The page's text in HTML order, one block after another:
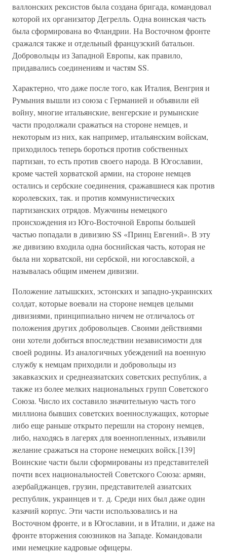
валлонских рексистов была создана бригада, командовал
которой их организатор Дегрелль. Одна воинская часть
была сформирована во Фландрии. На Восточном фронте
сражался также и отдельный французский батальон.
Добровольцы из Западной Европы, как правило,
придавались соединениям и частям SS.
Характерно, что даже после того, как Италия, Венгрия и
Румыния вышли из союза с Германией и объявили ей
войну, многие итальянские, венгерские и румынские
части продолжали сражаться на стороне немцев, и
некоторым из них, как например, итальянским войскам,
приходилось теперь бороться против собственных
партизан, то есть против своего народа. В Югославии,
кроме частей хорватской армии, на стороне немцев
остались и сербские соединения, сражавшиеся как против
королевских, так. и против коммунистических
партизанских отрядов. Мужчины немецкого
происхождения из Юго-Восточной Европы большей
частью попадали в дивизию SS «Принц Евгений». В эту
же дивизию входила одна боснийская часть, которая не
была ни хорватской, ни сербской, ни югославской, а
называлась общим именем дивизии.
Положение латышских, эстонских и западно-украинских
солдат, которые воевали на стороне немцев целыми
дивизиями, принципиально ничем не отличалось от
положения других добровольцев. Своими действиями
они хотели добиться впоследствии независимости для
своей родины. Из аналогичных убеждений на военную
службу к немцам приходили и добровольцы из
закавказских и среднеазиатских советских республик, а
также из более мелких национальных групп Советского
Союза. Число их составило значительную часть того
миллиона бывших советских военнослужащих, которые
либо еще раньше открыто перешли на сторону немцев,
либо, находясь в лагерях для военнопленных, изъявили
желание сражаться на стороне немецких войск.[139]
Воинские части были сформированы из представителей
почти всех национальностей Советского Союза: армян,
азербайджанцев, грузин, представителей азиатских
республик, украинцев и т. д. Среди них был даже один
казачий корпус. Эти части использовались и на
Восточном фронте, и в Югославии, и в Италии, и даже на
фронте вторжения союзников на Западе. Командовали
ими немецкие кадровые офицеры.